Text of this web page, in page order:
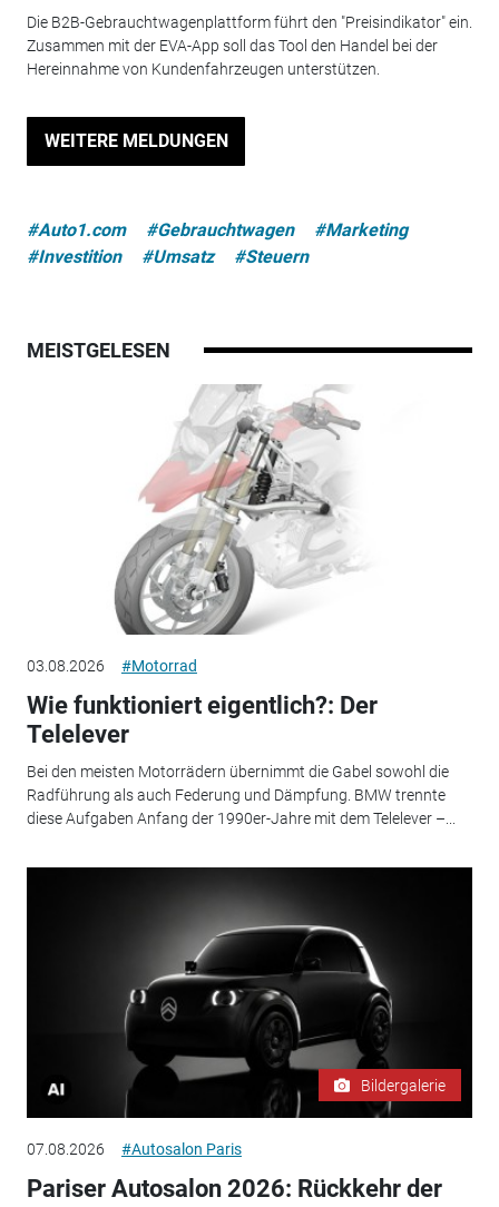
Die B2B-Gebrauchtwagenplattform führt den "Preisindikator" ein.
Zusammen mit der EVA-App soll das Tool den Handel bei der
Hereinnahme von Kundenfahrzeugen unterstützen.
WEITERE MELDUNGEN
#Auto1.com #Gebrauchtwagen
#Marketing
#Investition
#Umsatz #Steuern
MEISTGELESEN
03.08.2026 #Motorrad
Wie funktioniert eigentlich?: Der
Telelever
Bei den meisten Motorrädern übernimmt die Gabel sowohl die
Radführung als auch Federung und Dämpfung. BMW trennte
diese Aufgaben Anfang der 1990er-Jahre mit dem Telelever –...
Bildergalerie
07.08.2026 #Autosalon Paris
Pariser Autosalon 2026: Rückkehr der